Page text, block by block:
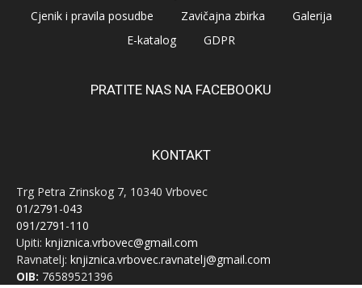
Cjenik i pravila posudbe
Zavičajna zbirka
Galerija
E-katalog
GDPR
PRATITE NAS NA FACEBOOKU
KONTAKT
Trg Petra Zrinskog 7, 10340 Vrbovec
01/2791-043
091/2791-110
Upiti: knjiznica.vrbovec@gmail.com
Ravnatelj: knjiznica.vrbovec.ravnatelj@gmail.com
OIB: 76589521396